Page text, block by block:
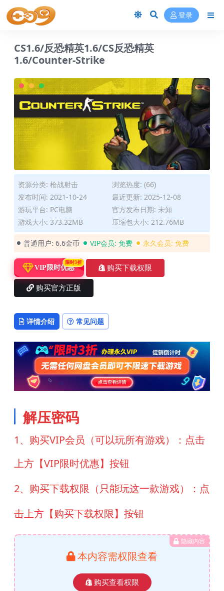
登录
CS1.6/反恐精英1.6/CS反恐精英
1.6/Counter-Strike
资源分类: 枪战射击
浏览热度: (66)
发布时间: 2021-10-24
最近更新: 2025-12-08
游玩平台: PC电脑
官方发布日期: 未知
游戏大小: 373.32MB
压缩包大小: 212.76MB
普通用户: 6.6金币 VIP会员: 免费 永久会员: 免费
VIP限时优惠
限时3折
购买下载权限
购买官方正版
详情介绍 常见问题
解压密码
1、购买VIP会员（可以玩所有游戏）：点击
上方【VIP限时优惠】按钮
2、购买下载权限（只能玩这一款游戏）：点
击上方【购买下载权限】按钮
隐藏内容
本内容需权限查看
购买查看权限